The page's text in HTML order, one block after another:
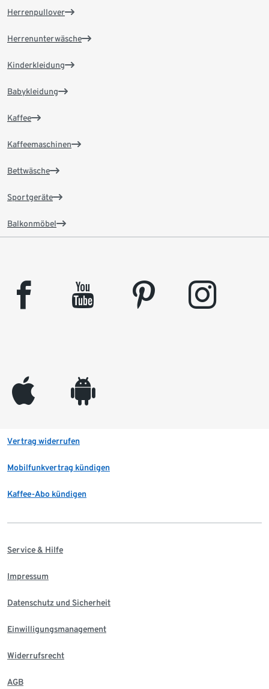
Herrenpullover
Herrenunterwäsche
Kinderkleidung
Babykleidung
Kaffee
Kaffeemaschinen
Bettwäsche
Sportgeräte
Balkonmöbel
facebook youtube pinterest instagram
appleinc android
Vertrag widerrufen
Mobilfunkvertrag kündigen
Kaffee-Abo kündigen
Service & Hilfe
Impressum
Datenschutz und Sicherheit
Einwilligungsmanagement
Widerrufsrecht
AGB